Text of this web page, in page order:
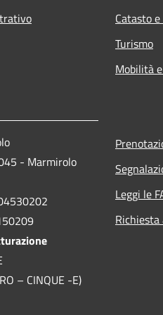
Catasto
Turismo
Mobilità
- Marmirolo
– CINQUE -E)
Leggi le